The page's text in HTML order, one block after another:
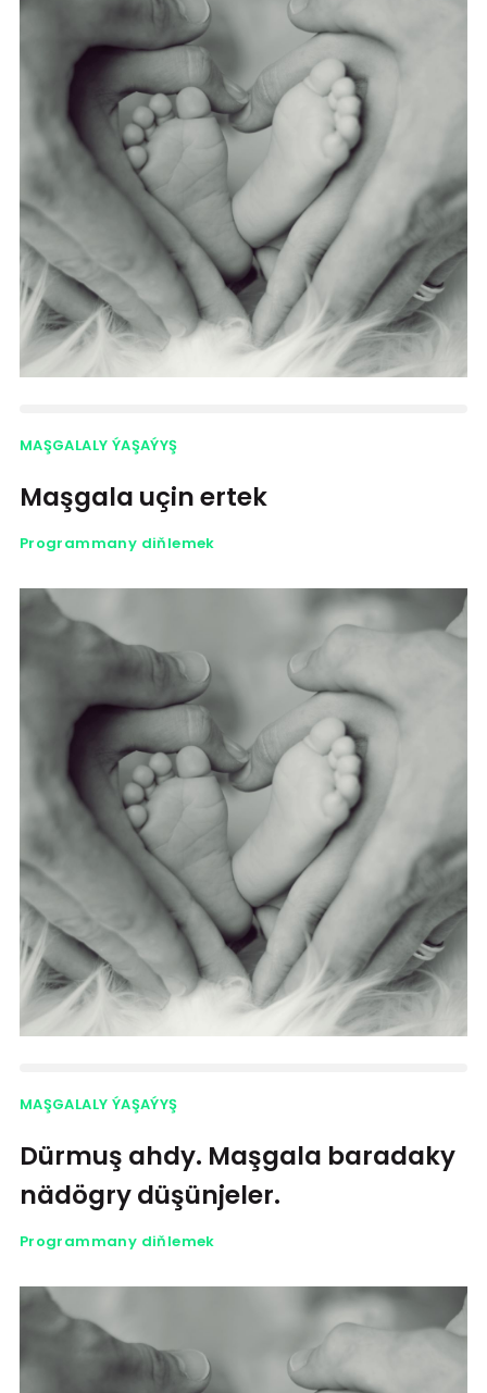
MAŞGALALY ÝAŞAÝYŞ
Maşgala uçin ertek
Programmany diňlemek
MAŞGALALY ÝAŞAÝYŞ
Dürmuş ahdy. Maşgala baradaky
nädögry düşünjeler.
Programmany diňlemek